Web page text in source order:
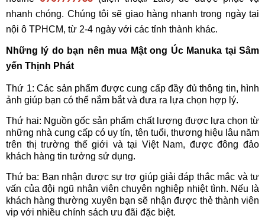
nhanh chóng. Chúng tôi sẽ giao hàng nhanh trong ngày tại
nội ô TPHCM, từ 2-4 ngày với các tỉnh thành khác.
Những lý do bạn nên mua Mật ong Úc Manuka tại Sâm
yến Thịnh Phát
Thứ 1: Các sản phẩm được cung cấp đầy đủ thông tin, hình
ảnh giúp bạn có thể nắm bắt và đưa ra lựa chọn hợp lý.
Thứ hai: Nguồn gốc sản phẩm chất lượng được lựa chọn từ
những nhà cung cấp có uy tín, tên tuổi, thương hiệu lâu năm
trên thị trường thế giới và tại Việt Nam, được đông đảo
khách hàng tin tưởng sử dụng.
Thứ ba: Bạn nhận được sự trợ giúp giải đáp thắc mắc và tư
vấn của đội ngũ nhân viên chuyên nghiệp nhiệt tình. Nếu là
khách hàng thường xuyên bạn sẽ nhận được thẻ thành viên
vip với nhiều chính sách ưu đãi đặc biệt.